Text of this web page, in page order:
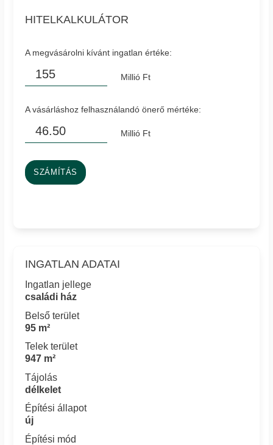
HITELKALKULÁTOR
A megvásárolni kívánt ingatlan értéke:
Millió Ft
A vásárláshoz felhasználandó önerő mértéke:
Millió Ft
SZÁMÍTÁS
INGATLAN ADATAI
Ingatlan jellege
családi ház
Belső terület
95 m²
Telek terület
947 m²
Tájolás
délkelet
Építési állapot
új
Építési mód